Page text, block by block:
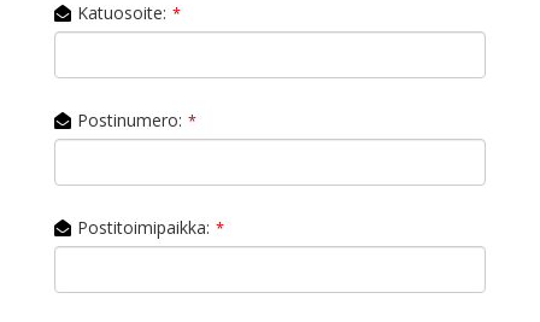
Katuosoite: *
Postinumero: *
Postitoimipaikka: *